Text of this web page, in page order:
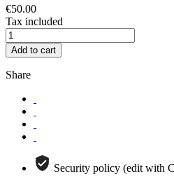
€50.00
Tax included
Add to cart
Share
Security policy (edit with